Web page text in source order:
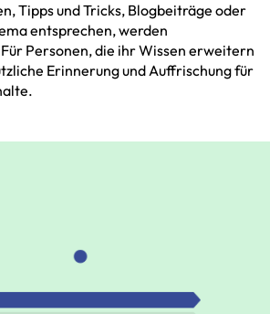
TippsundTricks, Blogbeiträge oder
entsprechen,werden
Für Personen,die ihrWissen erweitern
ErinnerungundAuffrischungfür